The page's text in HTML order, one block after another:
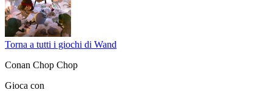
Torna a tutti i giochi di Wand
Conan Chop Chop
Gioca con